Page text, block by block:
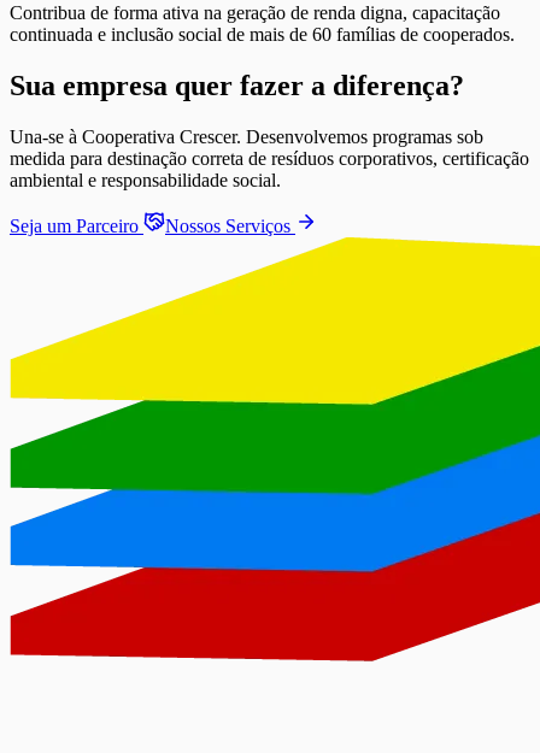
Contribua de forma ativa na geração de renda digna, capacitação
continuada e inclusão social de mais de 60 famílias de cooperados.
Sua empresa quer fazer a diferença?
Una-se à Cooperativa Crescer. Desenvolvemos programas sob
medida para destinação correta de resíduos corporativos, certificação
ambiental e responsabilidade social.
Seja um Parceiro Nossos Serviços